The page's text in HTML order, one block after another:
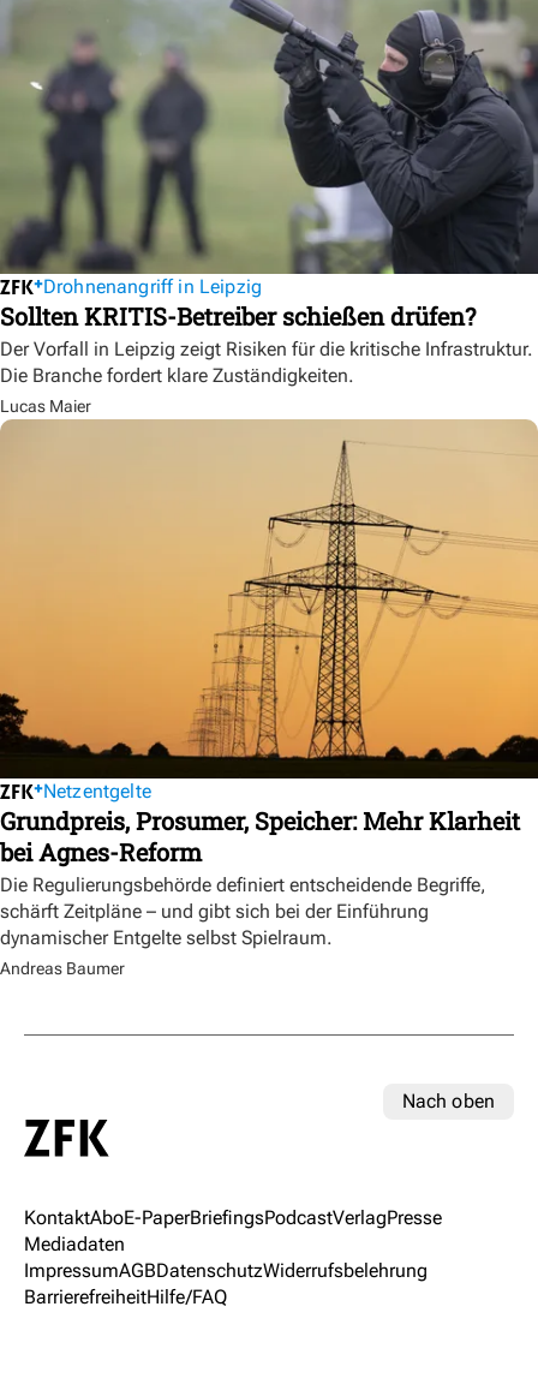
Drohnenangriff in Leipzig
Sollten KRITIS-Betreiber schießen drüfen?
Der Vorfall in Leipzig zeigt Risiken für die kritische Infrastruktur.
Die Branche fordert klare Zuständigkeiten.
Lucas Maier
Netzentgelte
Grundpreis, Prosumer, Speicher: Mehr Klarheit
bei Agnes-Reform
Die Regulierungsbehörde definiert entscheidende Begriffe,
schärft Zeitpläne – und gibt sich bei der Einführung
dynamischer Entgelte selbst Spielraum.
Andreas Baumer
Nach oben
KontaktAboE-PaperBriefingsPodcastVerlagPresse
Mediadaten
ImpressumAGBDatenschutzWiderrufsbelehrung
BarrierefreiheitHilfe/FAQ